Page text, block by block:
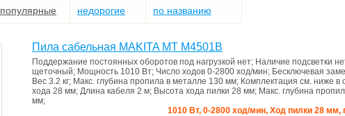
популярные недорогие по названию
Пила сабельная MAKITA MT M4501B
Поддержание постоянных оборотов под нагрузкой нет; Наличие подсветки
щеточный; Мощность 1010 Вт; Число ходов 0-2800 ход/мин; Бесключевая
Вес 3.2 кг; Макс. глубина пропила в металле 130 мм; Комплектация см. ниже в
хода 28 мм; Длина кабеля 2 м; Высота хода пилки 28 мм; Макс. глубина
мм;
1010 Вт, 0-2800 ход/мин, Ход пилки 28 мм,